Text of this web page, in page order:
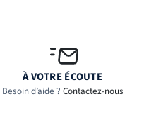
À VOTRE ÉCOUTE
Besoin d’aide ? Contactez-nous